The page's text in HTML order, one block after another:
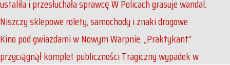
ustaliła i przesłuchała sprawcęW Policach grasuje wandal.
Niszczy sklepowe rolety, samochody i znaki drogowe
Kino pod gwiazdami w Nowym Warpnie. „Praktykant”
przyciągnął komplet publicznościTragiczny wypadek w